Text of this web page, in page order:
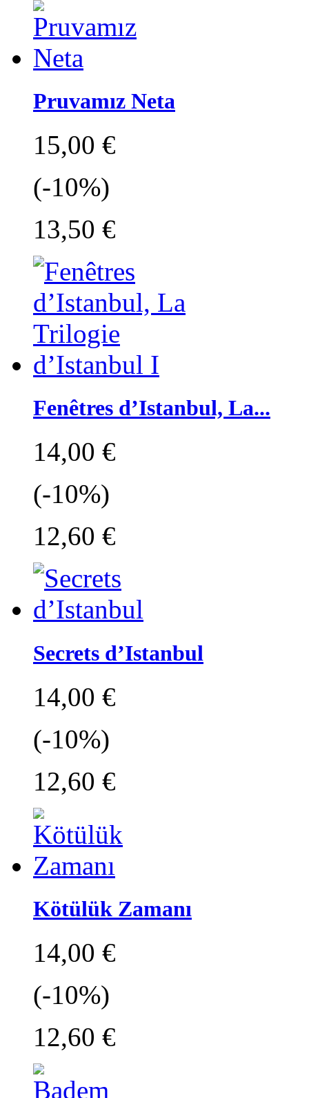
Pruvamız Neta
15,00 €
(-10%)
13,50 €
Fenêtres d’Istanbul, La...
14,00 €
(-10%)
12,60 €
Secrets d’Istanbul
14,00 €
(-10%)
12,60 €
Kötülük Zamanı
14,00 €
(-10%)
12,60 €